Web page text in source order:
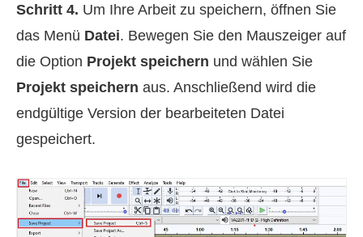
Schritt 4. Um Ihre Arbeit zu speichern, öffnen Sie
das Menü Datei. Bewegen Sie den Mauszeiger auf
die Option Projekt speichern und wählen Sie
Projekt speichern aus. Anschließend wird die
endgültige Version der bearbeiteten Datei
gespeichert.